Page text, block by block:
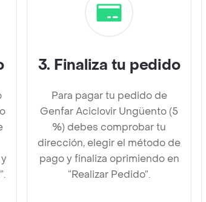
3. Finaliza tu pedido
Para pagar tu pedido de
Genfar Aciclovir Ungüento (5
%) debes comprobar tu
dirección, elegir el método de
pago y finaliza oprimiendo en
“Realizar Pedido”.